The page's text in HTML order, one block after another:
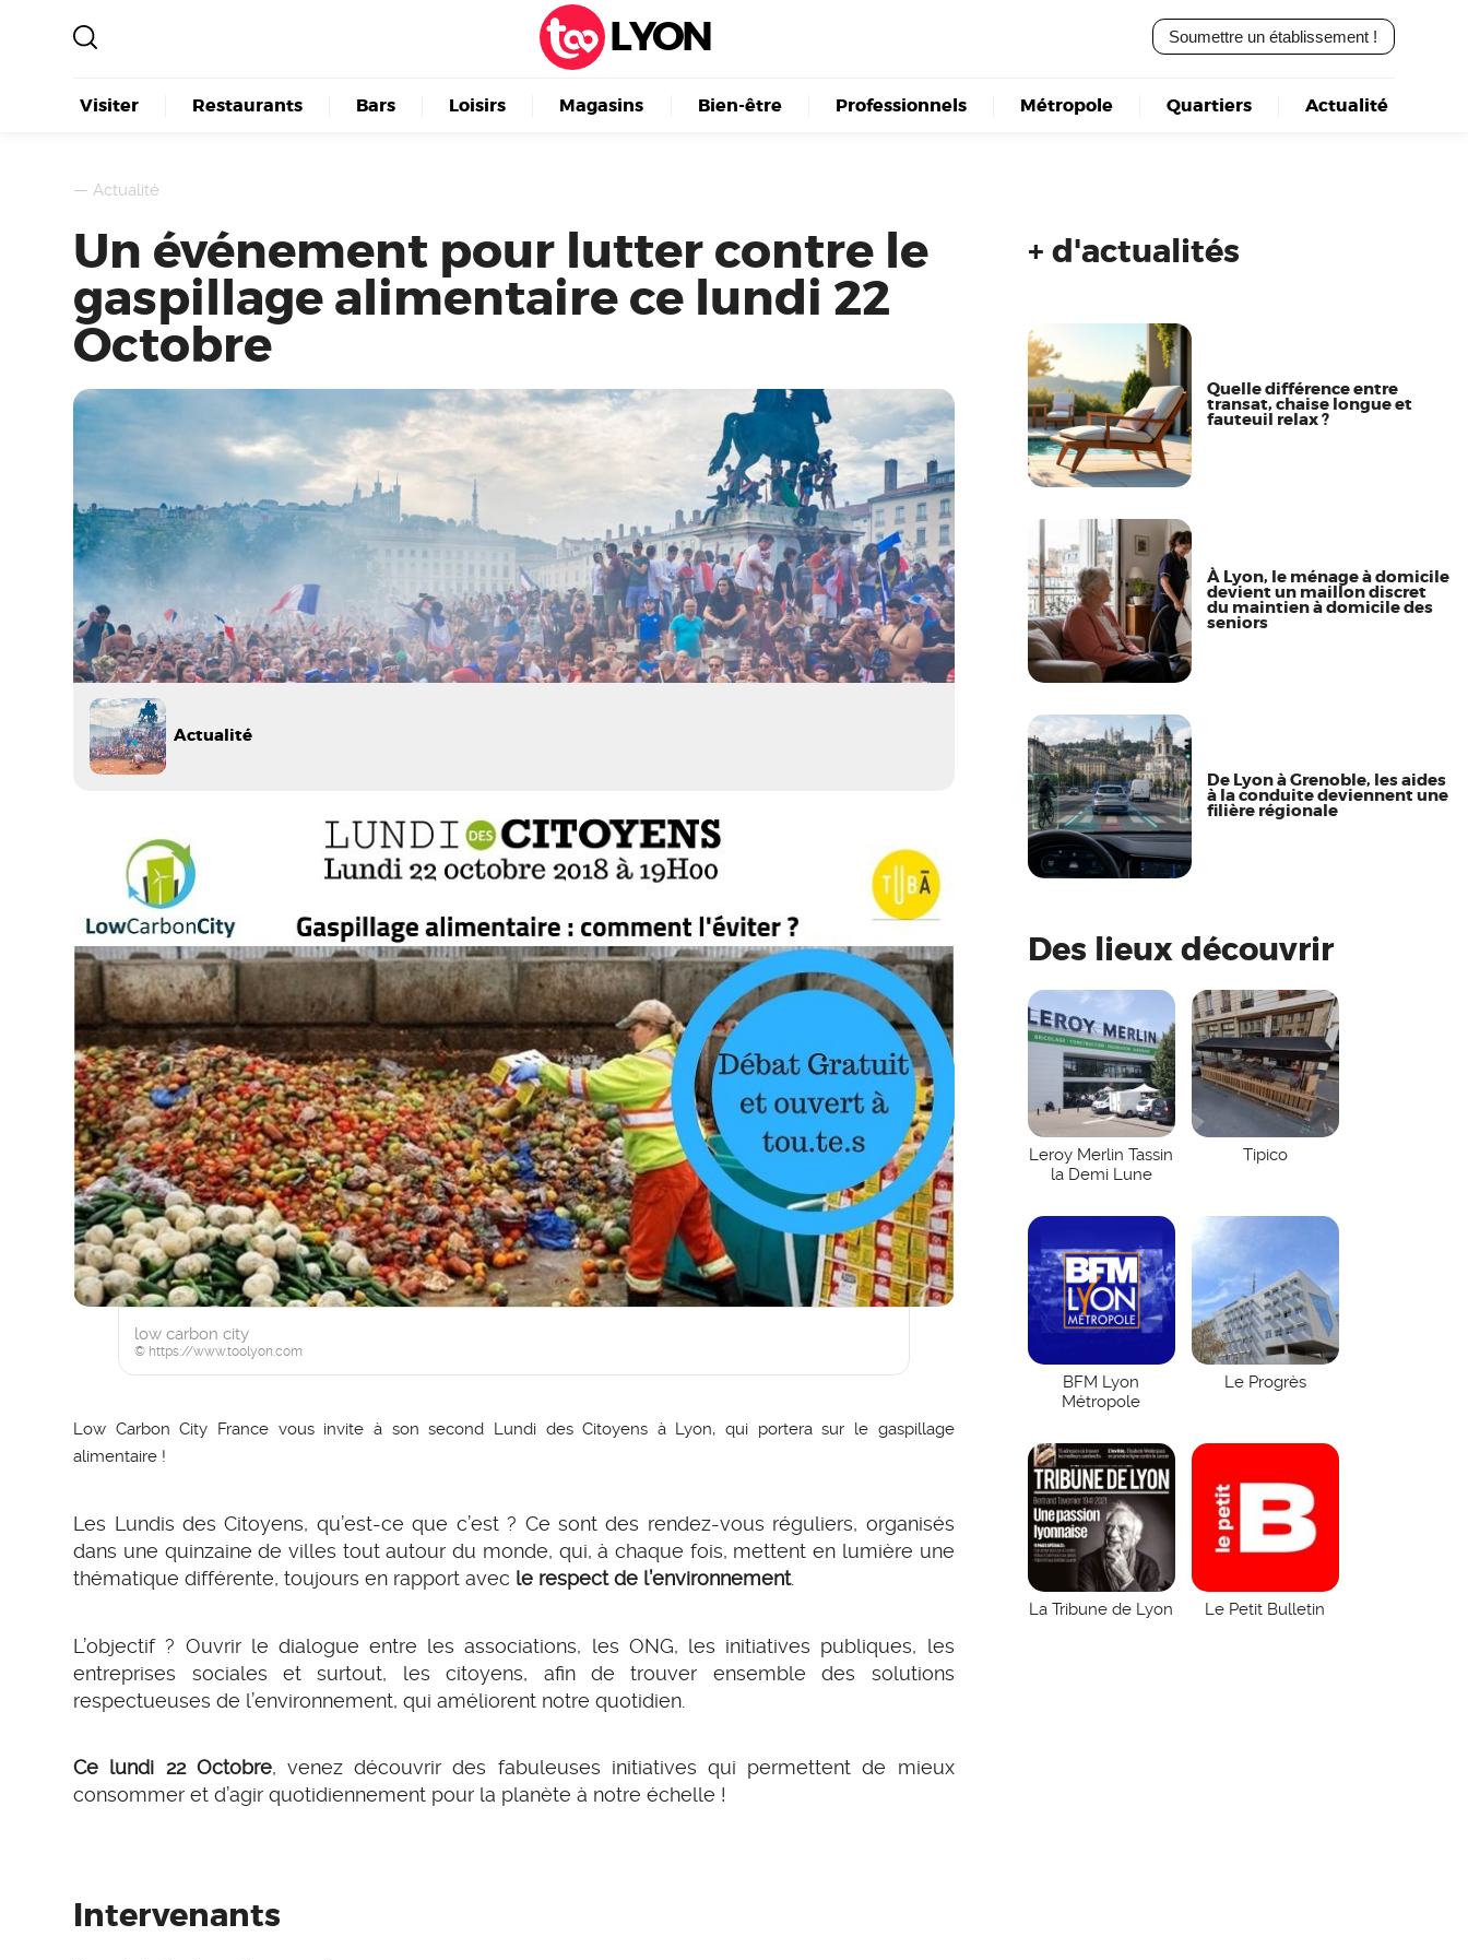
LYON Soumettre un établissement !
Visiter Restaurants Bars Loisirs Magasins Bien-être Professionnels Métropole Quartiers Actualité
—Actualité
Un événement pour lutter contre le
gaspillage alimentaire ce lundi 22
Octobre
Actualité
low carbon city
© https://www.toolyon.com
Low Carbon City France vous invite à son second Lundi des Citoyens à Lyon, qui portera sur le gaspillage
alimentaire !
Les Lundis des Citoyens, qu’est-ce que c’est ? Ce sont des rendez-vous réguliers, organisés
dans une quinzaine de villes tout autour du monde, qui, à chaque fois, mettent en lumière une
thématique différente, toujours en rapport avec le respect de l’environnement.
L’objectif ? Ouvrir le dialogue entre les associations, les ONG, les initiatives publiques, les
entreprises sociales et surtout, les citoyens, afin de trouver ensemble des solutions
respectueuses de l’environnement, qui améliorent notre quotidien.
Ce lundi 22 Octobre, venez découvrir des fabuleuses initiatives qui permettent de mieux
consommer et d’agir quotidiennement pour la planète à notre échelle !
Intervenants
+ d'actualités
Quelle différence entre
transat, chaise longue et
fauteuil relax ?
À Lyon, le ménage à domicile
devient un maillon discret
du maintien à domicile des
seniors
De Lyon à Grenoble, les aides
à la conduite deviennent une
filière régionale
Des lieux découvrir
Leroy Merlin Tassin
la Demi Lune
Tipico
BFM Lyon
Métropole
Le Progrès
La Tribune de Lyon Le Petit Bulletin